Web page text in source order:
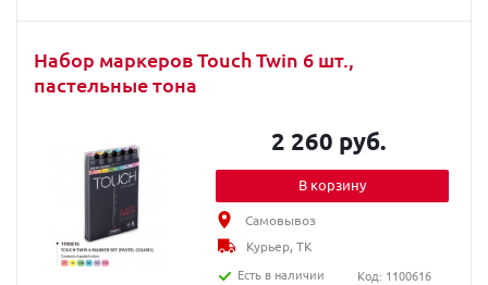
Набор маркеров Touch Twin 6 шт.,
пастельные тона
2 260 руб.
В корзину
Самовывоз
Курьер, ТК
Есть в наличии
Код: 1100616